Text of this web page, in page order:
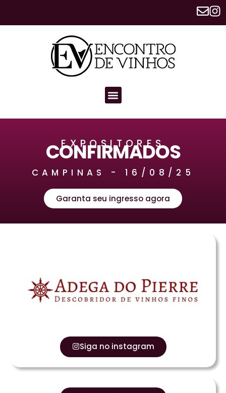
EXPOSITORES
CONFIRMADOS
CAMPINAS - 16/08/25
Garanta seu ingresso agora
Siga no instagram